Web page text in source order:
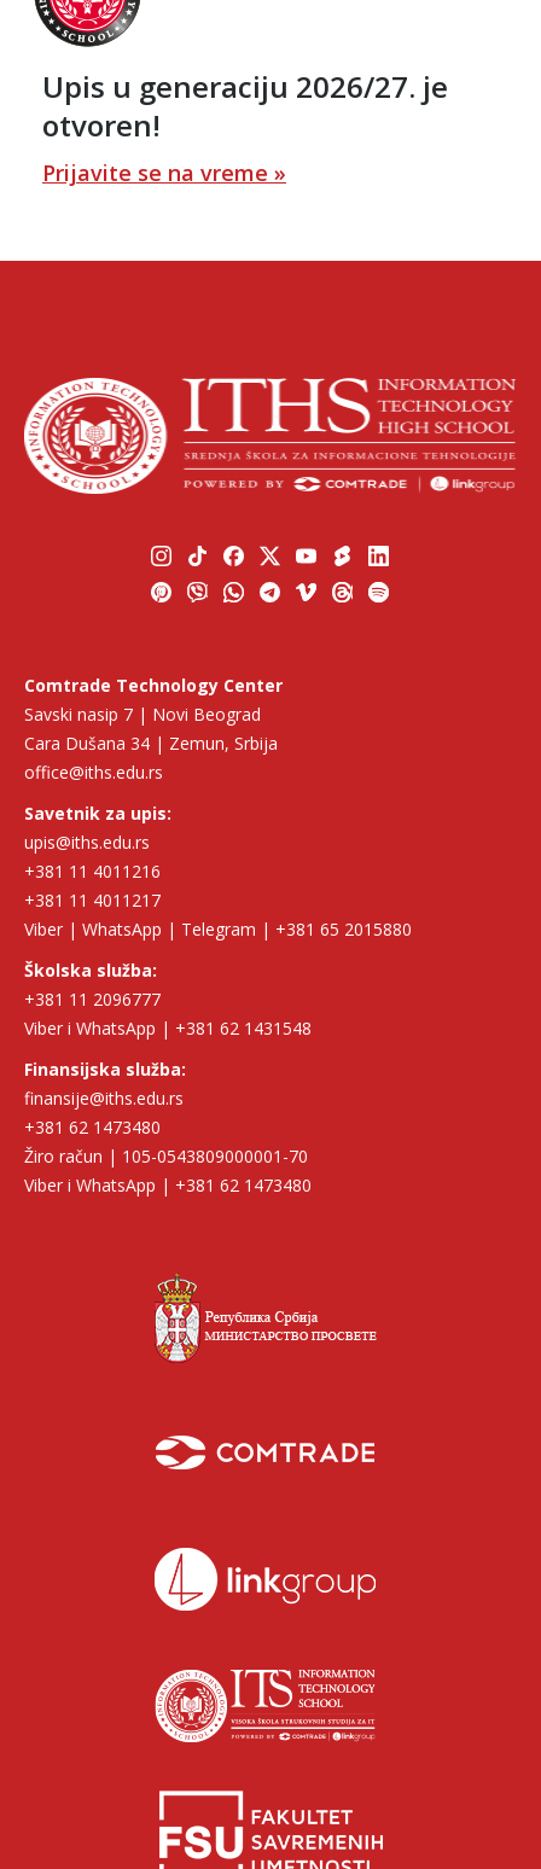
Upis u generaciju 2026/27. je
otvoren!
Prijavite se na vreme »
Razgovaraj sa Isidorom Katanić savetnicom za upis –
Comtrade Technology Center
Savski nasip 7 | Novi Beograd
Cara Dušana 34 | Zemun, Srbija
office@iths.edu.rs
Savetnik za upis:
upis@iths.edu.rs
+381 11 4011216
+381 11 4011217
Viber | WhatsApp | Telegram | +381 65 2015880
Školska služba:
+381 11 2096777
Viber i WhatsApp | +381 62 1431548
Finansijska služba:
finansije@iths.edu.rs
+381 62 1473480
Žiro račun | 105-0543809000001-70
Viber i WhatsApp | +381 62 1473480